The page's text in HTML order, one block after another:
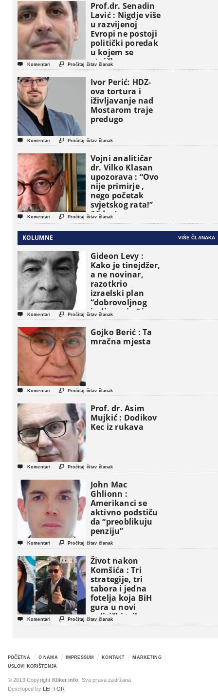
Prof.dr. Senadin
Lavić : Nigdje više
u razvijenoj
Evropi ne postoji
politički poredak
u kojem se
etničke grupe
pojavljuju kao
osnovne
političke jedinice
 Komentari  Pročitaj čitav članak
Ivor Perić: HDZ-
ova tortura i
iživljavanje nad
Mostarom traje
predugo
 Komentari  Pročitaj čitav članak
Vojni analitičar
dr. Vilko Klasan
upozorava : “Ovo
nije primirje ,
nego početak
svjetskog rata!”
(Video)
 Komentari  Pročitaj čitav članak
KOLUMNE VIŠE ČLANAKA
Gideon Levy :
Kako je tinejdžer,
a ne novinar,
razotkrio
izraelski plan
“dobrovoljnog
iseljavanja ” iz
Gaze
 Komentari  Pročitaj čitav članak
Gojko Berić : Ta
mračna mjesta
 Komentari  Pročitaj čitav članak
Prof. dr. Asim
Mujkić : Dodikov
Kec iz rukava
 Komentari  Pročitaj čitav članak
John Mac
Ghlionn :
Amerikanci se
aktivno podstiču
da “preoblikuju
penziju”
 Komentari  Pročitaj čitav članak
Život nakon
Komšića : Tri
strategije, tri
tabora i jedna
fotelja koja BiH
gura u novi
politički triler
 Komentari  Pročitaj čitav članak
POČETNA O NAMA IMPRESSUM KONTAKT
MARKETING
USLOVI KORIŠTENJA
© 2013 Copyright Kliker.info . Sva prava zadržana.
Developed by
LEFTOR